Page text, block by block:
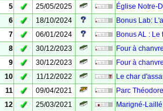
5
✓ 25/05/2025
Église Notre-
6
✓ 18/10/2024
Bonus Lab:
7
✓ 06/01/2024
Bonus AL :
8
✓ 30/12/2023
Four à
9
✓ 30/12/2023
Four à
10
✓ 11/12/2022
Le char
11
✓ 09/04/2021
Parc
12
✓ 25/03/2021
Marigné-